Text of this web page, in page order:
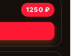
1250 ₽